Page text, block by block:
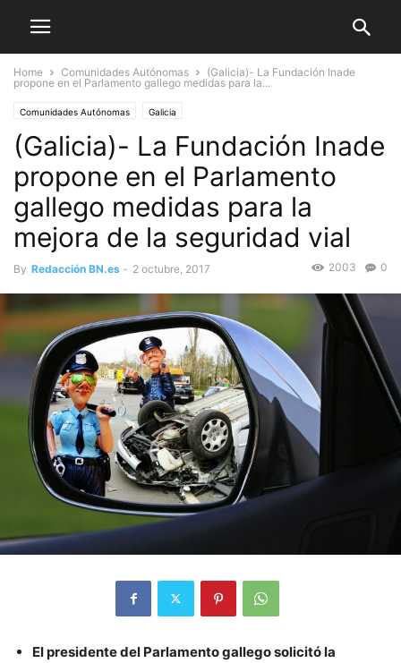
Home Comunidades Autónomas
(Galicia)- La Fundación Inade
propone en el Parlamento gallego medidas para la...
Comunidades Autónomas Galicia
(Galicia)- La Fundación Inade
propone en el Parlamento
gallego medidas para la
mejora de la seguridad vial
By Redacción BN.es - 2 octubre, 2017 0
2003
El presidente del Parlamento gallego solicitó la